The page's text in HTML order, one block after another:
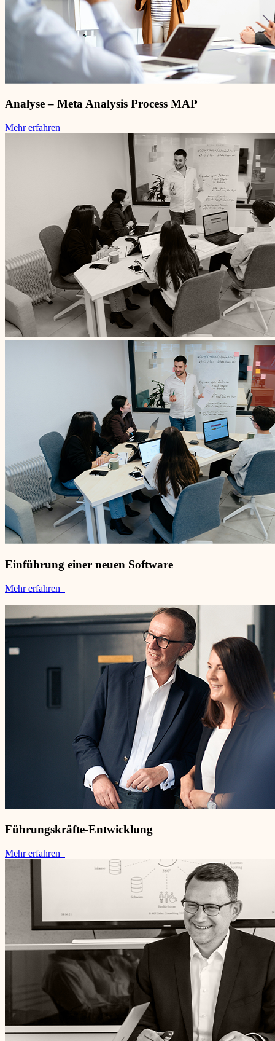
Analyse – Meta Analysis Process MAP
Mehr erfahren
Einführung einer neuen Software
Mehr erfahren
Führungskräfte-Entwicklung
Mehr erfahren